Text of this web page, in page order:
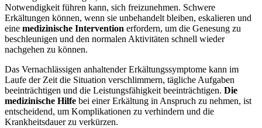
Notwendigkeit führen kann, sich freizunehmen. Schwere
Erkältungen können, wenn sie unbehandelt bleiben, eskalieren und
eine medizinische Intervention erfordern, um die Genesung zu
beschleunigen und den normalen Aktivitäten schnell wieder
nachgehen zu können.
Das Vernachlässigen anhaltender Erkältungssymptome kann im
Laufe der Zeit die Situation verschlimmern, tägliche Aufgaben
beeinträchtigen und die Leistungsfähigkeit beeinträchtigen. Die
medizinische Hilfe bei einer Erkältung in Anspruch zu nehmen, ist
entscheidend, um Komplikationen zu verhindern und die
Krankheitsdauer zu verkürzen.